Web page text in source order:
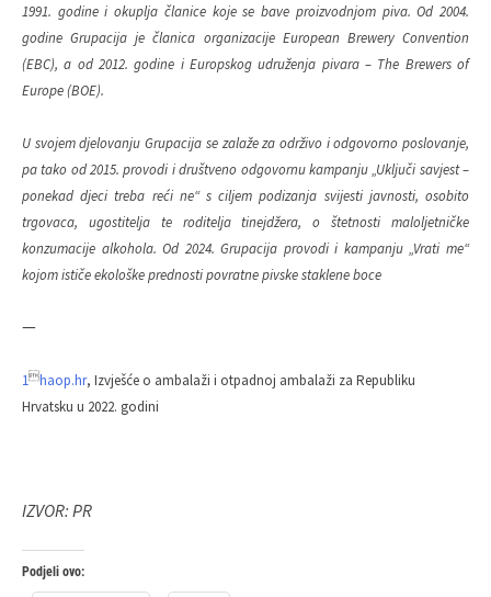
1991. godine i okuplja članice koje se bave proizvodnjom piva. Od 2004.
godine Grupacija je članica organizacije European Brewery Convention
(EBC), a od 2012. godine i Europskog udruženja pivara – The Brewers of
Europe (BOE).
U svojem djelovanju Grupacija se zalaže za održivo i odgovorno poslovanje,
pa tako od 2015. provodi i društveno odgovornu kampanju „Uključi savjest –
ponekad djeci treba reći ne“ s ciljem podizanja svijesti javnosti, osobito
trgovaca, ugostitelja te roditelja tinejdžera, o štetnosti maloljetničke
konzumacije alkohola. Od 2024. Grupacija provodi i kampanju „Vrati me“
kojom ističe ekološke prednosti povratne pivske staklene boce
—
1haop.hr, Izvješće o ambalaži i otpadnoj ambalaži za Republiku
Hrvatsku u 2022. godini
IZVOR: PR
Podjeli ovo: